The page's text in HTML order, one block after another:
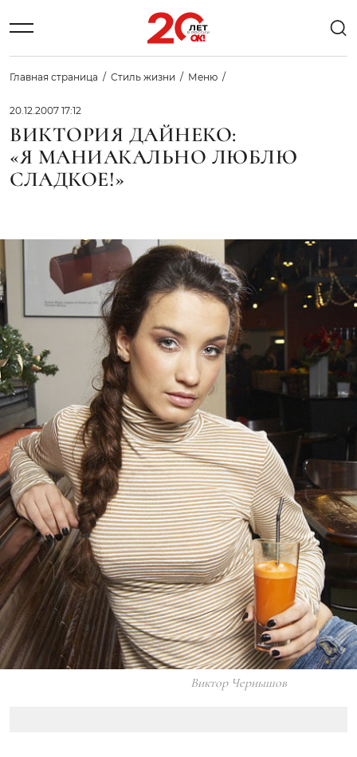
Главная страница Стиль жизни Меню
20.12.2007 17:12
ВИКТОРИЯ ДАЙНЕКО:
«Я МАНИАКАЛЬНО ЛЮБЛЮ
СЛАДКОЕ!»
Виктор Чернышов